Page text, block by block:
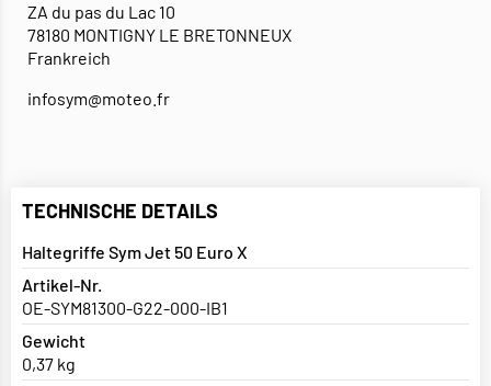
ZA du pas du Lac 10
78180 MONTIGNY LE BRETONNEUX
Frankreich
infosym@moteo.fr
TECHNISCHE DETAILS
Haltegriffe Sym Jet 50 Euro X
Artikel-Nr.
OE-SYM81300-G22-000-IB1
Gewicht
0,37 kg